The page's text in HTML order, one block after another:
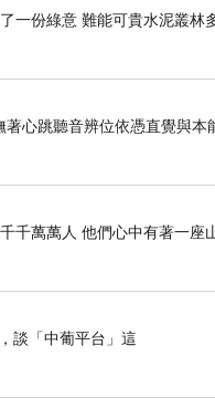
一份綠意 難能可貴水泥叢林
心跳聽音辨位依憑直覺與
千萬萬人 他們心中有著一座
「中葡平台」這